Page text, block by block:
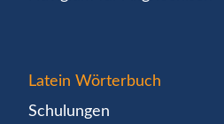
Latein Wörterbuch
Schulungen